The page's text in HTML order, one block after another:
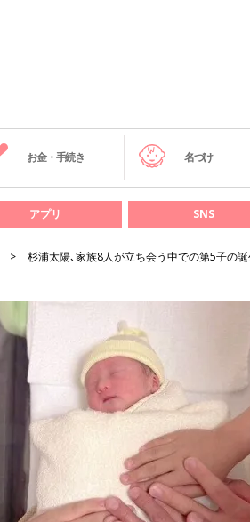
お金・手続き 名づけ
アプリ SNS
杉浦太陽､家族8人が立ち会う中での第5子の